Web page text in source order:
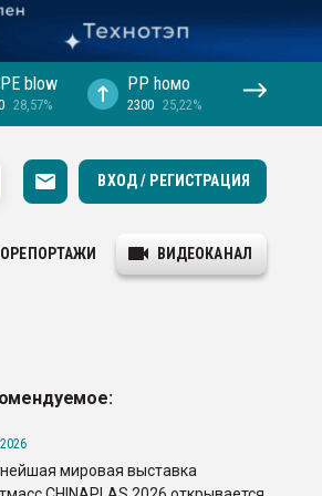
blow
28,57%
PP hомо
2300 25,22%
ВХОД / РЕГИСТРАЦИЯ
ВИДЕОКАНАЛ
мировая выставка